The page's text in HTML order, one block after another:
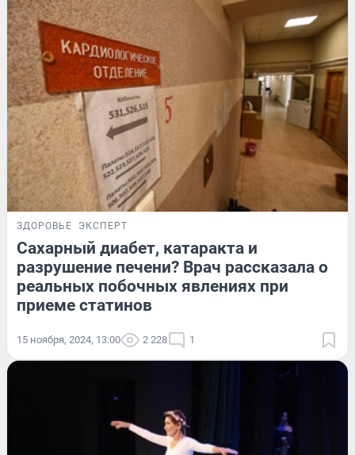
ЗДОРОВЬЕ ЭКСПЕРТ
Сахарный диабет, катаракта и
разрушение печени? Врач рассказала о
реальных побочных явлениях при
приеме статинов
15 ноября, 2024, 13:00 2 228 1